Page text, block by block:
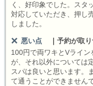
く、好印象でした。スタ
対応していただき、押し
しました。
悪い点
予約が取
100円で両ワキとVライ
が、それ以外については
スパは良いと思います。
て通うことができません